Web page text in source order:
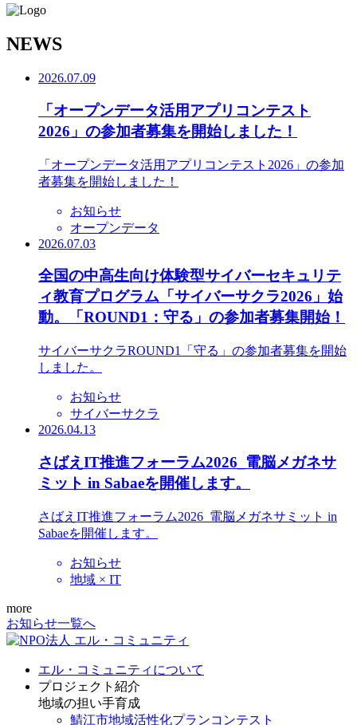
NEWS
2026.07.09
「オープンデータ活用アプリコンテスト
2026」の参加者募集を開始しました！
「オープンデータ活用アプリコンテスト2026」の参加
者募集を開始しました！
お知らせ
オープンデータ
2026.07.03
全国の中高生向け体験型サイバーセキュリテ
ィ教育プログラム「サイバーサクラ2026」始
動。「ROUND1：守る」の参加者募集開始！
サイバーサクラROUND1「守る」の参加者募集を開始
しました。
お知らせ
サイバーサクラ
2026.04.13
さばえIT推進フォーラム2026_電脳メガネサ
ミット in Sabaeを開催します。
さばえIT推進フォーラム2026_電脳メガネサミット in
Sabaeを開催します。
お知らせ
地域 × IT
more
お知らせ一覧へ
エル・コミュニティについて
プロジェクト紹介
地域の担い手育成
鯖江市地域活性化プランコンテスト